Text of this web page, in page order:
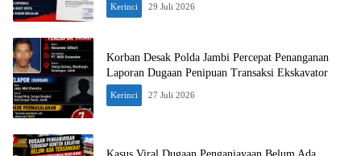
Kerinci 29 Juli 2026
Korban Desak Polda Jambi Percepat Penanganan
Laporan Dugaan Penipuan Transaksi Ekskavator
Kerinci 27 Juli 2026